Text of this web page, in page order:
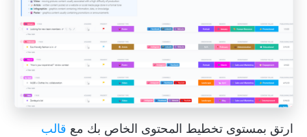
ارتق بمستوى تخطيط المحتوى الخاص بك مع قالب